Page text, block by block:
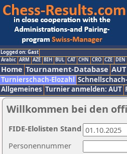
Logged on: Gast
Arabic ARM AZE BIH BUL CAT CHN CRO CZE DEN
Home Tournament-Database
Turnierschach-Elozahl
Allgemeines Turnier anmelden: AUT
Willkommen bei den
Personennummer
FIDE-Elolisten Stand